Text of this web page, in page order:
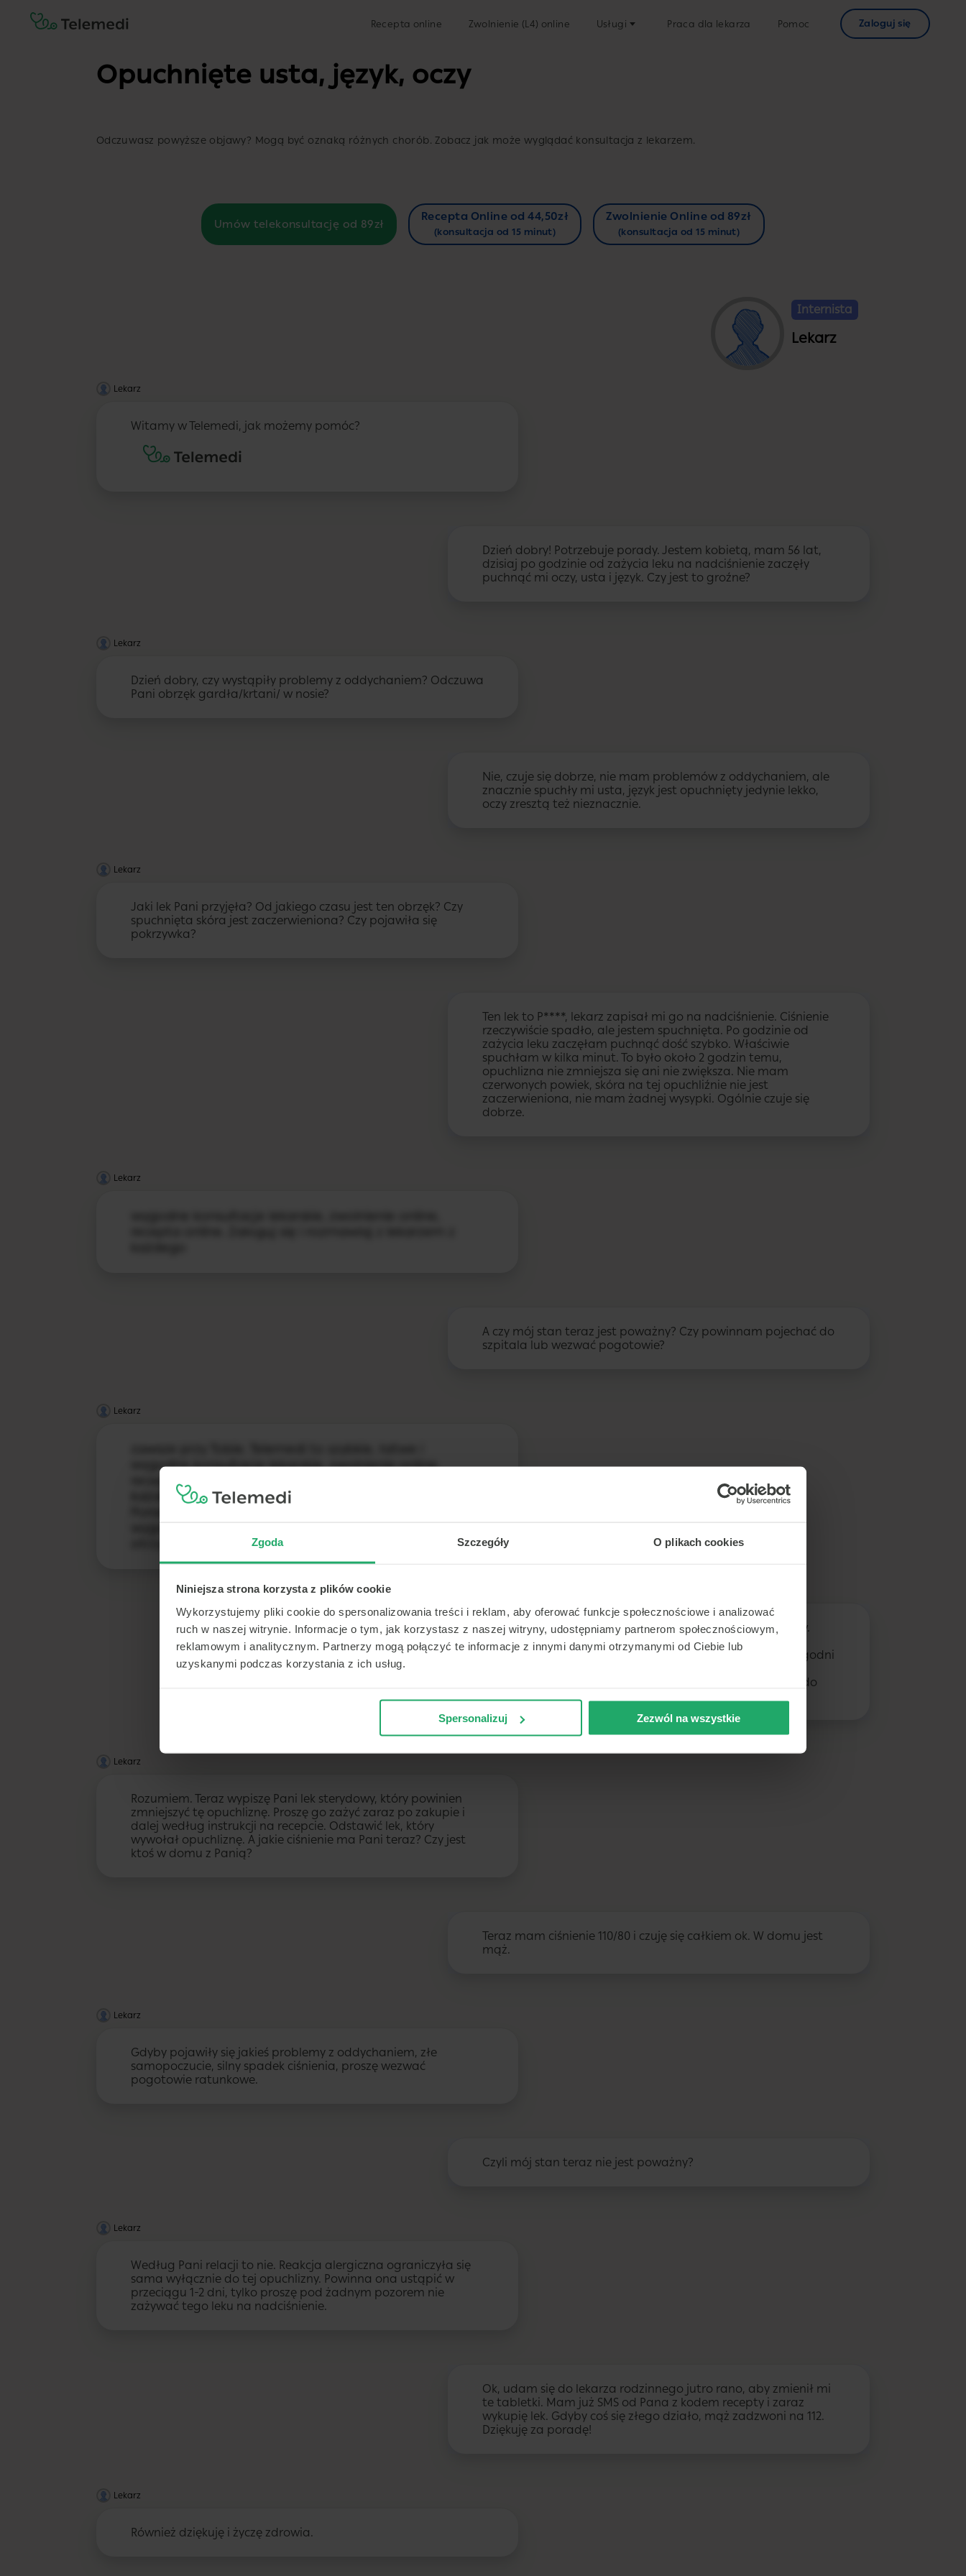
Zgoda Szczegóły O plikach cookies
Niniejsza strona korzysta z plików cookie
Wykorzystujemy pliki cookie do spersonalizowania treści i reklam, aby oferować funkcje społecznościowe i analizować
ruch w naszej witrynie. Informacje o tym, jak korzystasz z naszej witryny, udostępniamy partnerom społecznościowym,
reklamowym i analitycznym. Partnerzy mogą połączyć te informacje z innymi danymi otrzymanymi od Ciebie lub
uzyskanymi podczas korzystania z ich usług.
Spersonalizuj Zezwól na wszystkie
Recepta online Zwolnienie (L4) online Usługi Praca dla lekarza Pomoc Zaloguj się
Opuchnięte usta, język, oczy
Odczuwasz powyższe objawy? Mogą być oznaką różnych chorób. Zobacz jak może wyglądać konsultacja z lekarzem.
Umów telekonsultację od 89zł
Recepta Online od 44,50zł
(konsultacja od 15 minut)
Zwolnienie Online od 89zł
(konsultacja od 15 minut)
Internista
Lekarz
Lekarz
Witamy w Telemedi, jak możemy pomóc?
Dzień dobry! Potrzebuje porady. Jestem kobietą, mam 56 lat,
dzisiaj po godzinie od zażycia leku na nadciśnienie zaczęły
puchnąć mi oczy, usta i język. Czy jest to groźne?
Lekarz
Dzień dobry, czy wystąpiły problemy z oddychaniem? Odczuwa
Pani obrzęk gardła/krtani/ w nosie?
Nie, czuje się dobrze, nie mam problemów z oddychaniem, ale
znacznie spuchły mi usta, język jest opuchnięty jedynie lekko,
oczy zresztą też nieznacznie.
Lekarz
Jaki lek Pani przyjęła? Od jakiego czasu jest ten obrzęk? Czy
spuchnięta skóra jest zaczerwieniona? Czy pojawiła się
pokrzywka?
Ten lek to P****, lekarz zapisał mi go na nadciśnienie. Ciśnienie
rzeczywiście spadło, ale jestem spuchnięta. Po godzinie od
zażycia leku zaczęłam puchnąć dość szybko. Właściwie
spuchłam w kilka minut. To było około 2 godzin temu,
opuchlizna nie zmniejsza się ani nie zwiększa. Nie mam
czerwonych powiek, skóra na tej opuchliźnie nie jest
zaczerwieniona, nie mam żadnej wysypki. Ogólnie czuje się
dobrze.
Lekarz
A czy mój stan teraz jest poważny? Czy powinnam pojechać do
szpitala lub wezwać pogotowie?
Lekarz
wygodne konsultacje lekarskie, zwolnienie online,
recepta online. Zaloguj się i rozmawiaj z lekarzem z
każdego miejsca, o każdej porze (telekonsultacje).
otrzymania e-zwolnienia, e-recepty. Lekarz,
Nie, nie jadłam nic nowego, nie mam nowych kosmetyków.
Jedyną nową rzeczą dla mnie jest ten lek. Poważnych
problemów z alergiami nigdy nie miałam, jednak kilka tygodni
czerwone i suche plamy. Wyrzuciłam ten krem i wróciłam do
starego, który nie wywołuje żadnych reakcji.
Lekarz
Rozumiem. Teraz wypiszę Pani lek sterydowy, który powinien
zmniejszyć tę opuchliznę. Proszę go zażyć zaraz po zakupie i
dalej według instrukcji na recepcie. Odstawić lek, który
wywołał opuchliznę. A jakie ciśnienie ma Pani teraz? Czy jest
ktoś w domu z Panią?
Teraz mam ciśnienie 110/80 i czuję się całkiem ok. W domu jest
mąż.
Lekarz
Gdyby pojawiły się jakieś problemy z oddychaniem, złe
samopoczucie, silny spadek ciśnienia, proszę wezwać
pogotowie ratunkowe.
Czyli mój stan teraz nie jest poważny?
Lekarz
Według Pani relacji to nie. Reakcja alergiczna ograniczyła się
sama wyłącznie do tej opuchlizny. Powinna ona ustąpić w
przeciągu 1-2 dni, tylko proszę pod żadnym pozorem nie
zażywać tego leku na nadciśnienie.
Ok, udam się do lekarza rodzinnego jutro rano, aby zmienił mi
te tabletki. Mam już SMS od Pana z kodem recepty i zaraz
wykupię lek. Gdyby coś się złego działo, mąż zadzwoni na 112.
Dziękuję za poradę!
Lekarz
Również dziękuję i życzę zdrowia.